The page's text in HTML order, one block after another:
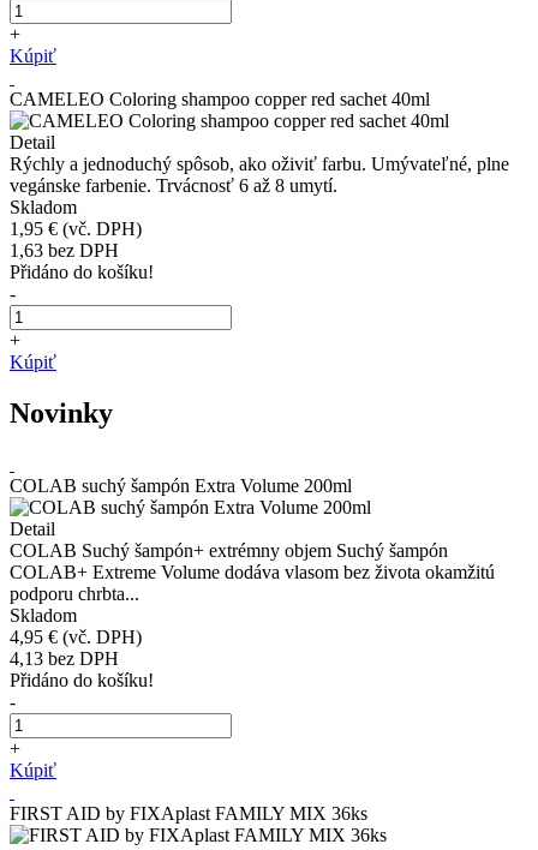
+
Kúpiť
CAMELEO Coloring shampoo copper red sachet 40ml
Detail
Rýchly a jednoduchý spôsob, ako oživiť farbu. Umývateľné, plne
vegánske farbenie. Trvácnosť 6 až 8 umytí.
Skladom
1,95 € (vč. DPH)
1,63 bez DPH
Přidáno do košíku!
-
+
Kúpiť
Novinky
COLAB suchý šampón Extra Volume 200ml
Detail
COLAB Suchý šampón+ extrémny objem Suchý šampón
COLAB+ Extreme Volume dodáva vlasom bez života okamžitú
podporu chrbta...
Skladom
4,95 € (vč. DPH)
4,13 bez DPH
Přidáno do košíku!
-
+
Kúpiť
FIRST AID by FIXAplast FAMILY MIX 36ks